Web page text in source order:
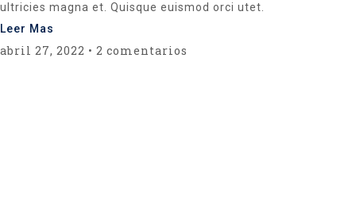
ultricies magna et. Quisque euismod orci utet.
Leer Mas
abril 27, 2022 2 comentarios